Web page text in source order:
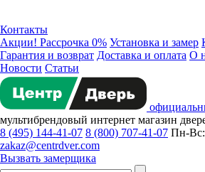
Контакты
Акции! Рассрочка 0% Установка и замер
Гарантия и возврат Доставка и оплата О
Новости Статьи
мультибрендовый интернет магазин
8 (495) 144-41-07 8 (800) 707-41-07 Пн-Вс:
zakaz@centrdver.com
Вызвать замерщика